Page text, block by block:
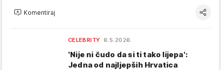
Komentiraj
CELEBRITY 6.5.2026.
'Nije ni čudo da si ti tako lijepa':
Jedna od najljepših Hrvatica